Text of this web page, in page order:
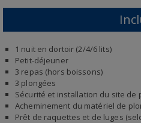
1 nuit en dortoir (2/4/6 lits)
Petit-déjeuner
3 repas (hors boissons)
3 plongées
Sécurité et installation du site de
Acheminement du matériel de
Prêt de raquettes et de luges